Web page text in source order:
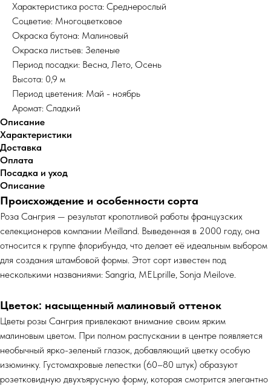
Характеристика роста: Среднерослый
Соцветие: Многоцветковое
Окраска бутона: Малиновый
Окраска листьев: Зеленые
Период посадки: Весна, Лето, Осень
Высота: 0,9 м
Период цветения: Май - ноябрь
Аромат: Сладкий
Описание
Характеристики
Доставка
Оплата
Посадка и уход
Описание
Происхождение и особенности сорта
Роза Сангрия — результат кропотливой работы французских
селекционеров компании Meilland. Выведенная в 2000 году, она
относится к группе флорибунда, что делает её идеальным выбором
для создания штамбовой формы. Этот сорт известен под
несколькими названиями: Sangria, MELprille, Sonja Meilove.
Цветок: насыщенный малиновый оттенок
Цветы розы Сангрия привлекают внимание своим ярким
малиновым цветом. При полном распускании в центре появляется
необычный ярко-зеленый глазок, добавляющий цветку особую
изюминку. Густомахровые лепестки (60–80 штук) образуют
розетковидную двухъярусную форму, которая смотрится элегантно